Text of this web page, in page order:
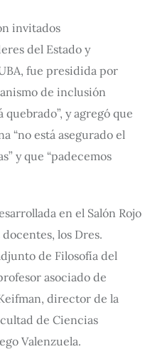
invitados
del Estado y
fue presidida por
de inclusión
y agregó que
“no está asegurado el
y que “padecemos
en el Salón Rojo
los Dres.
de Filosofía del
asociado de
director de la
de Ciencias
Valenzuela.